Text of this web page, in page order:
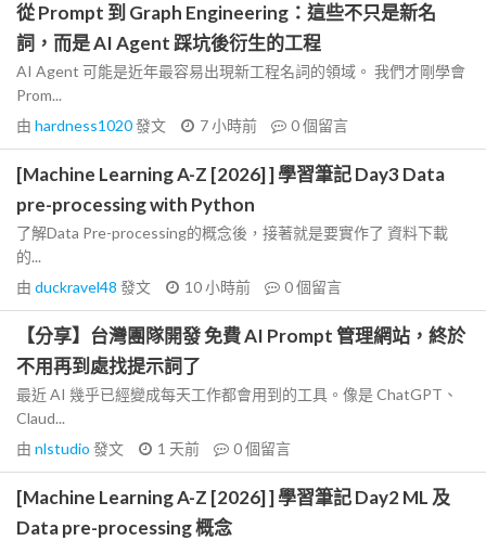
從 Prompt 到 Graph Engineering：這些不只是新名
詞，而是 AI Agent 踩坑後衍生的工程
AI Agent 可能是近年最容易出現新工程名詞的領域。 我們才剛學會
Prom...
由 hardness1020發文 7 小時前 0個留言
[Machine Learning A-Z [2026] ] 學習筆記 Day3 Data
pre-processing with Python
了解Data Pre-processing的概念後，接著就是要實作了 資料下載
的...
由 duckravel48 發文 10 小時前 0個留言
【分享】台灣團隊開發 免費 AI Prompt 管理網站，終於
不用再到處找提示詞了
最近 AI 幾乎已經變成每天工作都會用到的工具。像是 ChatGPT、
Claud...
由 nlstudio 發文 1 天前 0個留言
[Machine Learning A-Z [2026] ] 學習筆記 Day2 ML 及
Data pre-processing 概念